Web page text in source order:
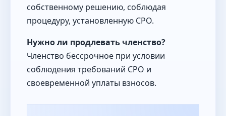
собственному решению, соблюдая
процедуру, установленную СРО.
Нужно ли продлевать членство?
Членство бессрочное при условии
соблюдения требований СРО и
своевременной уплаты взносов.